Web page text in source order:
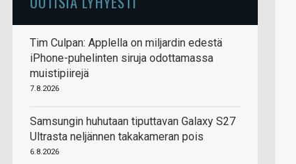
Tim Culpan: Applella on miljardin edestä
iPhone-puhelinten siruja odottamassa
muistipiirejä
7.8.2026
Samsungin huhutaan tiputtavan Galaxy S27
Ultrasta neljännen takakameran pois
6.8.2026